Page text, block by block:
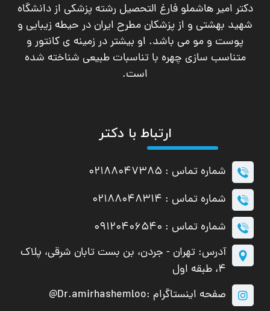
دکتر امیر هاشملو فارغ التحصیل رشته پزشکی از دانشگاه
شهید بهشتی و از پزشکان مطرح ایران در حیطه زیبایی و
پوست و مو می باشد. او بیشتر در زمینه ی کانتور و
متناسب سازی چهره با تناسبات طبیعی شناخته شده
است.
ارتباط با دکتر
شماره تماس : 02188047385
شماره تماس : 02188048314
شماره تماس : 09120406540
آدرس: تهران - جردن، بن بست تابان شرقی، پلاک
۴، طبقه اول
صفحه اینستاگرام :Dr.amirhashemloo@